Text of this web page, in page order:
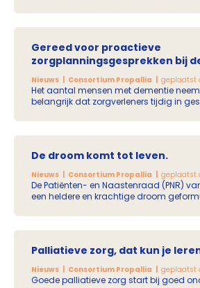
bestaat de regio uit vijf gemeenten, en
er een Ambassadeur Lokale
Gereed voor proactieve
zorgplanningsgesprekken bij
Nieuws Consortium Propallia geplaatst
Het aantal mensen met dementie
belangrijk dat zorgverleners tijdig in
wensen en keuzes voor toekomstige
voorwaarde voor deze gesprekken is
Expertisecentrum Palliatieve Zorg van
Medisch Centrum, richt zich op het
gereedheid bij patiënten, naasten en
diagnose tot de laatste levensfase.
De droom komt tot leven.
Nieuws Consortium Propallia geplaatst
De Patiënten- en Naastenraad (PNR)
een heldere en krachtige droom
onderwijsdoelen en audiofragmenten
Palliatieve zorg, dat kun je
Nieuws Consortium Propallia geplaatst
Goede palliatieve zorg start bij goed